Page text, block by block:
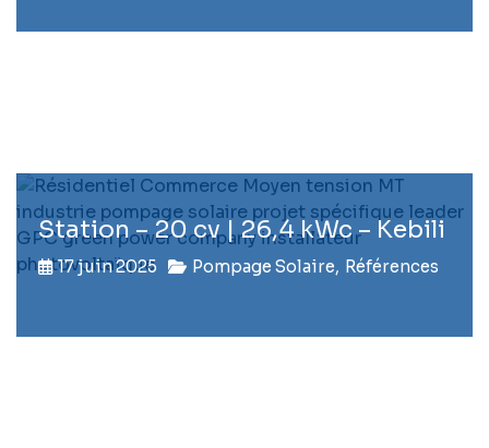
Station – 20 cv | 26,4 kWc – Kebili
17 juin 2025 Pompage Solaire, Références